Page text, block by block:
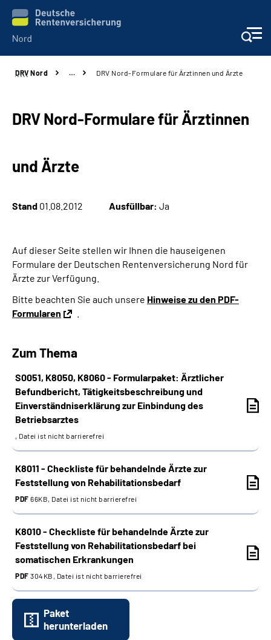
Aktuelles
Services
Über uns
Online-Services
Inhalte in Gebärdensprache (DGS)
Leichte Sprache
Suche
Mein Kundenportal
DRV Nord … DRV Nord-Formulare für Ärztinnen und Ärzte
DRV Nord-Formulare für Ärztinnen
und Ärzte
Stand 01.08.2012 Ausfüllbar: Ja
Auf dieser Seite stellen wir Ihnen die hauseigenen
Formulare der Deutschen Rentenversicherung Nord für
Ärzte zur Verfügung.
Bitte beachten Sie auch unsere Hinweise zu den PDF-
Formularen
Zum Thema
S0051, K8050, K8060 - Formularpaket: Ärztlicher
Befundbericht, Tätigkeitsbeschreibung und
Einverständniserklärung zur Einbindung des
Betriebsarztes
, Datei ist nicht barrierefrei
K8011 - Checkliste für behandelnde Ärzte zur
Feststellung von Rehabilitationsbedarf
PDF 66KB, Datei ist nicht barrierefrei
K8010 - Checkliste für behandelnde Ärzte zur
Feststellung von Rehabilitationsbedarf bei
somatischen Erkrankungen
PDF 304KB, Datei ist nicht barrierefrei
Paket
herunterladen